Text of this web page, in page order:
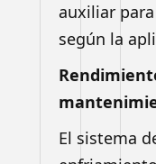
auxiliar
según la
El sistema